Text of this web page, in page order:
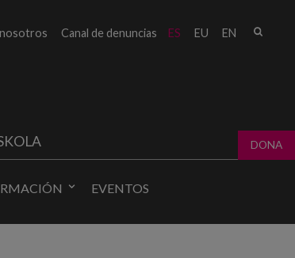
ES EU EN
Canal de denuncias
DONA
EVENTOS